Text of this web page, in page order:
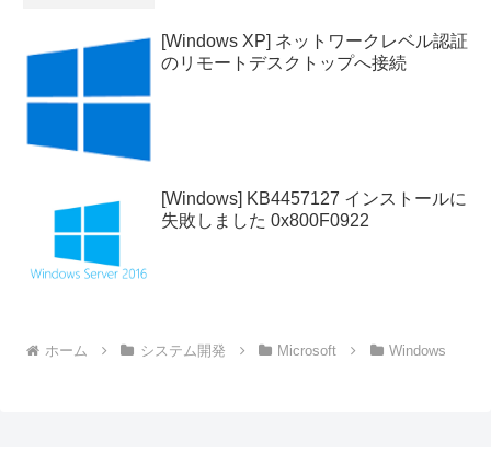
[Windows XP] ネットワークレベル認証
のリモートデスクトップへ接続
[Windows] KB4457127 インストールに
失敗しました 0x800F0922
ホーム システム開発 Microsoft Windows